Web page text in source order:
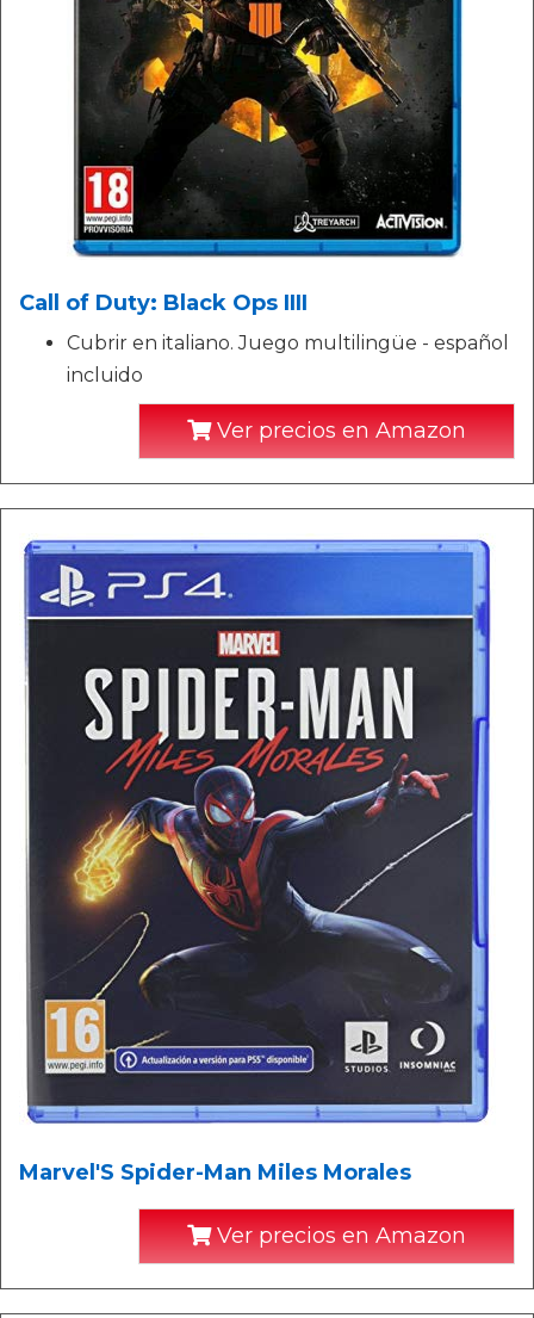
Call of Duty: Black Ops IIII
Cubrir en italiano. Juego multilingüe - español
incluido
Ver precios en Amazon
Marvel'S Spider-Man Miles Morales
Ver precios en Amazon